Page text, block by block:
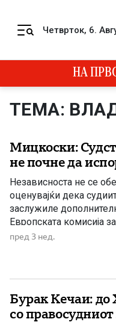
Четврток, 6.
НА
ТЕМА:
Мицкоски:
не почне да
Независноста не се
оценувајќи дека
заслужиле
Европската комисија
спроведените
пред 3 нед.
Бурак Кечаи: до
со правосудниот